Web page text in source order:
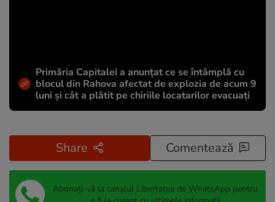
Primăria Capitalei a anunțat ce se întâmplă cu
blocul din Rahova afectat de explozia de acum 9
luni și cât a plătit pe chiriile locatarilor evacuați
Share Comentează
Abonați-vă la canalul Libertatea de WhatsApp pentru